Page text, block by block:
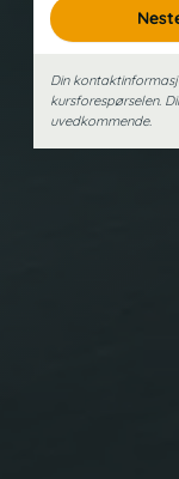
Din
kursforespørselen.
uvedkommende.